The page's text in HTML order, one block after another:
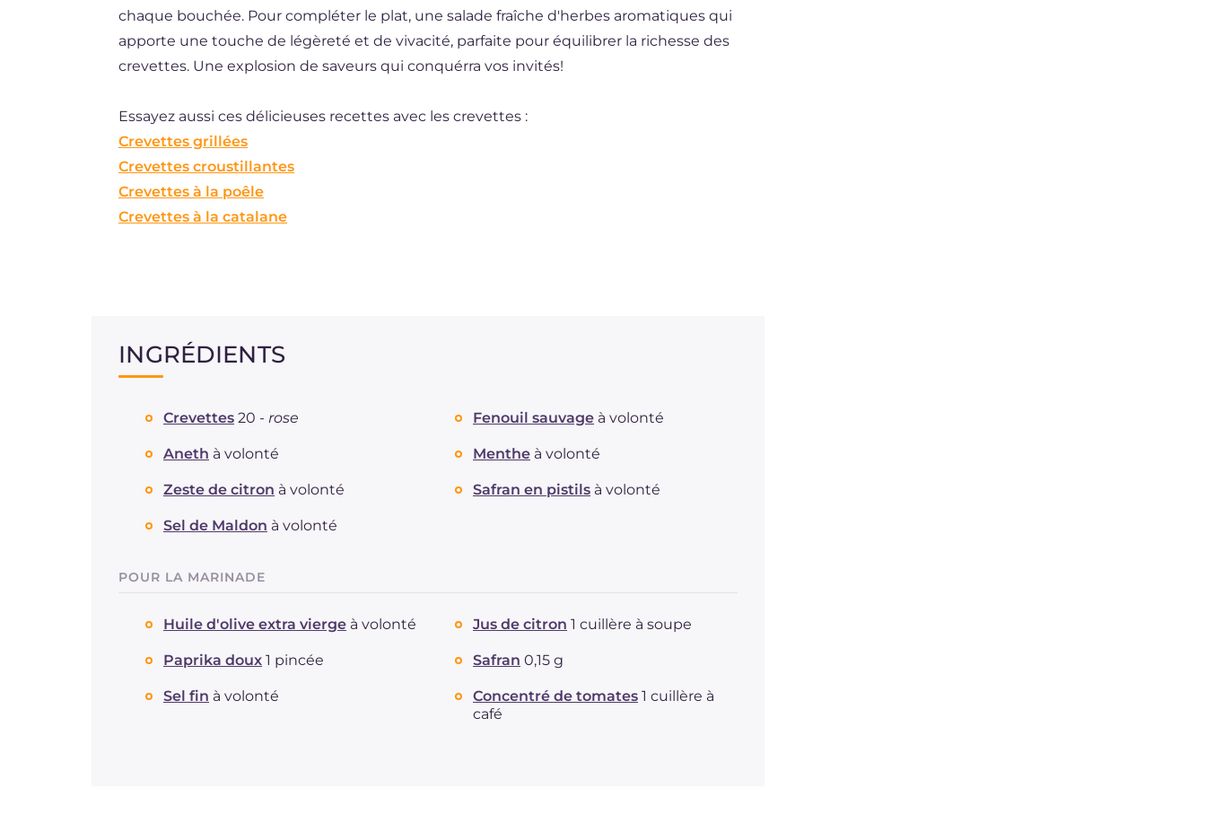
chaque bouchée. Pour compléter le plat, une salade fraîche d'herbes aromatiques qui
apporte une touche de légèreté et de vivacité, parfaite pour équilibrer la richesse des
crevettes. Une explosion de saveurs qui conquérra vos invités!
Essayez aussi ces délicieuses recettes avec les crevettes :
Crevettes grillées
Crevettes croustillantes
Crevettes à la poêle
Crevettes à la catalane
INGRÉDIENTS
Crevettes 20 - rose Fenouil sauvage à volonté
Aneth à volonté Menthe à volonté
Zeste de citron à volonté Safran en pistils à volonté
Sel de Maldon à volonté
POUR LA MARINADE
Huile d'olive extra vierge à volonté Jus de citron 1 cuillère à soupe
Paprika doux 1 pincée Safran 0,15 g
Sel fin à volonté Concentré de tomates 1 cuillère à
café